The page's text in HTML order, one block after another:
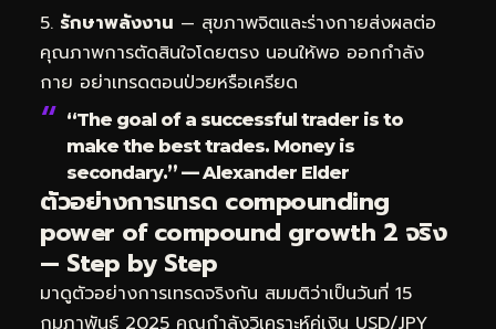
รักษาพลังงาน — สุขภาพจิตและร่างกายส่งผลต่อ
คุณภาพการตัดสินใจโดยตรง นอนให้พอ ออกกำลัง
กาย อย่าเทรดตอนป่วยหรือเครียด
“The goal of a successful trader is to
make the best trades. Money is
secondary.” — Alexander Elder
ตัวอย่างการเทรด compounding
power of compound growth 2 จริง
— Step by Step
มาดูตัวอย่างการเทรดจริงกัน สมมติว่าเป็นวันที่ 15